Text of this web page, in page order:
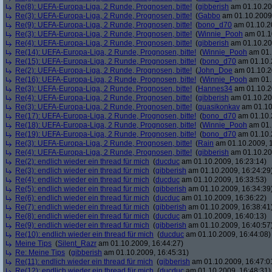
Re(8): UEFA-Europa-Liga, 2 Runde, Prognosen, bitte! (gibberish am
Re(3): UEFA-Europa-Liga, 2 Runde, Prognosen, bitte! (Gabbo am
Re(9): UEFA-Europa-Liga, 2 Runde, Prognosen, bitte! (bono_d70 am
Re(3): UEFA-Europa-Liga, 2 Runde, Prognosen, bitte! (Winnie_Pooh am
Re(4): UEFA-Europa-Liga, 2 Runde, Prognosen, bitte! (gibberish am
Re(14): UEFA-Europa-Liga, 2 Runde, Prognosen, bitte! (Winnie_Pooh am
Re(15): UEFA-Europa-Liga, 2 Runde, Prognosen, bitte! (bono_d70 am
Re(2): UEFA-Europa-Liga, 2 Runde, Prognosen, bitte! (John_Doe am
Re(16): UEFA-Europa-Liga, 2 Runde, Prognosen, bitte! (Winnie_Pooh am
Re(3): UEFA-Europa-Liga, 2 Runde, Prognosen, bitte! (Hannes34 am
Re(4): UEFA-Europa-Liga, 2 Runde, Prognosen, bitte! (gibberish am
Re(3): UEFA-Europa-Liga, 2 Runde, Prognosen, bitte! (quasikonkav am
Re(17): UEFA-Europa-Liga, 2 Runde, Prognosen, bitte! (bono_d70 am
Re(18): UEFA-Europa-Liga, 2 Runde, Prognosen, bitte! (Winnie_Pooh am
Re(19): UEFA-Europa-Liga, 2 Runde, Prognosen, bitte! (bono_d70 am
Re(3): UEFA-Europa-Liga, 2 Runde, Prognosen, bitte! (Rain am 01.10.2009,
Re(4): UEFA-Europa-Liga, 2 Runde, Prognosen, bitte! (gibberish am
Re(2): endlich wieder ein thread für mich (ducduc am 01.10.2009, 16:23:14)
Re(3): endlich wieder ein thread für mich (gibberish am 01.10.2009,
Re(4): endlich wieder ein thread für mich (ducduc am 01.10.2009, 16:33:53)
Re(5): endlich wieder ein thread für mich (gibberish am 01.10.2009,
Re(6): endlich wieder ein thread für mich (ducduc am 01.10.2009, 16:36:22)
Re(7): endlich wieder ein thread für mich (gibberish am 01.10.2009,
Re(8): endlich wieder ein thread für mich (ducduc am 01.10.2009, 16:40:13)
Re(9): endlich wieder ein thread für mich (gibberish am 01.10.2009,
Re(10): endlich wieder ein thread für mich (ducduc am 01.10.2009, 16:44:08)
Meine Tips (Silent_Razr am 01.10.2009, 16:44:27)
Re: Meine Tips (gibberish am 01.10.2009, 16:45:31)
Re(11): endlich wieder ein thread für mich (gibberish am 01.10.2009,